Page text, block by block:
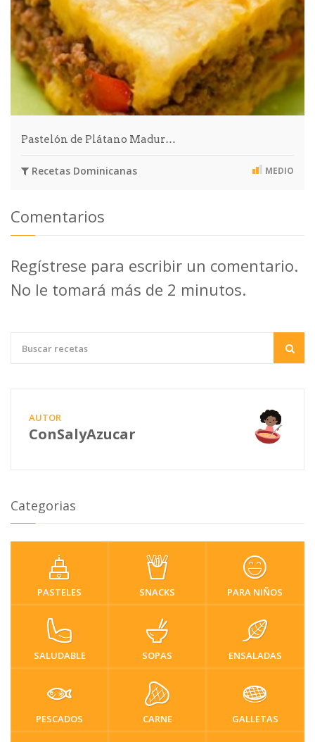
Pastelón de Plátano Madur…
Recetas Dominicanas MEDIO
Comentarios
Regístrese para escribir un comentario.
No le tomará más de 2 minutos.
AUTOR
ConSalyAzucar
Categorias
PASTELES SNACKS PARA NIÑOS
SALUDABLE SOPAS ENSALADAS
PESCADOS CARNE GALLETAS